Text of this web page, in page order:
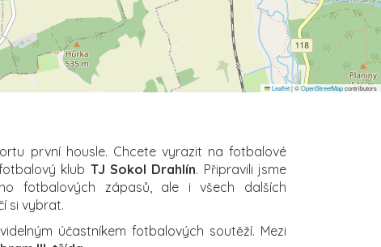
Leaflet|©OpenStreetMapcontributors
první housle. Chcete vyrazit na fotbalové
klub TJ Sokol Drahlín. Připravili jsme
fotbalových zápasů, ale i všech dalších
si vybrat.
účastníkem fotbalových soutěží. Mezi